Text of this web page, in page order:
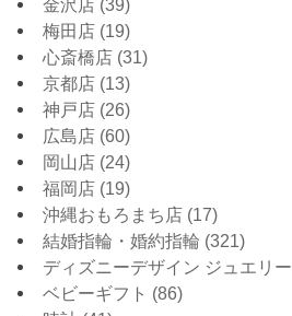
金沢店 (39)
梅田店 (19)
心斎橋店 (31)
京都店 (13)
神戸店 (26)
広島店 (60)
岡山店 (24)
福岡店 (19)
沖縄おもろまち店 (17)
結婚指輪・婚約指輪 (321)
ディズニーデザイン ジュエリー
ベビーギフト (86)